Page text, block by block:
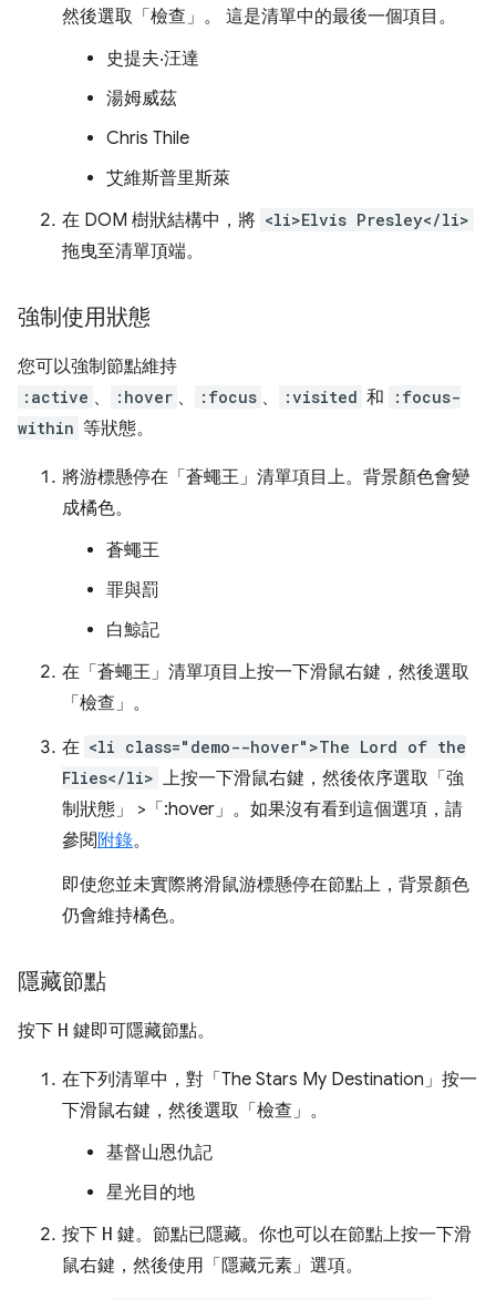
然後選取「檢查」 。 這是清單中的最後一個項目。
史提夫‧汪達
湯姆威茲
Chris Thile
艾維斯普里斯萊
在 DOM 樹狀結構中，將 <li>Elvis Presley</li>
拖曳至清單頂端。
強制使用狀態
您可以強制節點維持
:active 、 :hover 、 :focus 、 :visited 和
:focus-
within 等狀態。
將游標懸停在「蒼蠅王」 清單項目上。背景顏色會變
成橘色。
蒼蠅王
罪與罰
白鯨記
在「蒼蠅王」 清單項目上按一下滑鼠右鍵，然後選取
「檢查」 。
在 <li class="demo--hover">The Lord of the
Flies</li> 上按一下滑鼠右鍵，然後依序選取「強
制狀態」
>「:hover」 。如果沒有看到這個選項，請
參閱附錄。
即使您並未實際將滑鼠游標懸停在節點上，背景顏色
仍會維持橘色。
隱藏節點
按下 H 鍵即可隱藏節點。
在下列清單中，對「The Stars My Destination」 按一
下滑鼠右鍵，然後選取「檢查」 。
基督山恩仇記
星光目的地
按下 H 鍵。節點已隱藏。你也可以在節點上按一下滑
鼠右鍵，然後使用「隱藏元素」 選項。